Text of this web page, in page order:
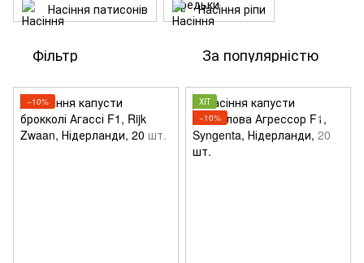
Насіння патисонів
Насіння ріпи
Фільтр За популярністю
−10%
ХІТ
−10%